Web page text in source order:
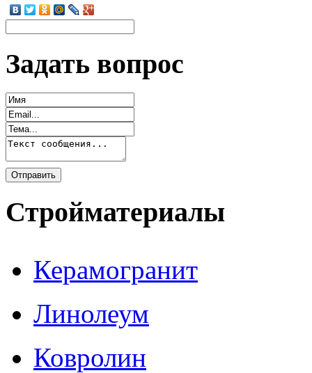
Задать вопрос
Стройматериалы
Керамогранит
Линолеум
Ковролин